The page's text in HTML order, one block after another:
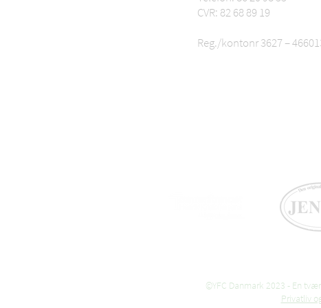
CVR: 82 68 89 19
Reg./kontonr 3627 –
©YFC Danmark 2023 - En
Privatliv